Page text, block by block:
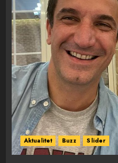
Aktualitet Buzz Slider